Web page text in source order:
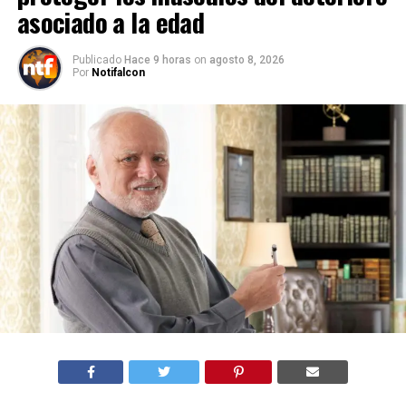
asociado a la edad
Publicado Hace 9 horas on agosto 8, 2026
Por Notifalcon